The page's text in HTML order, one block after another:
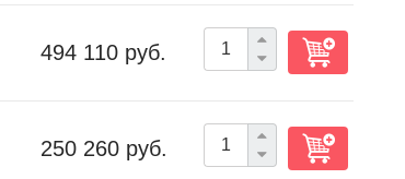
494 110 руб.
250 260 руб.